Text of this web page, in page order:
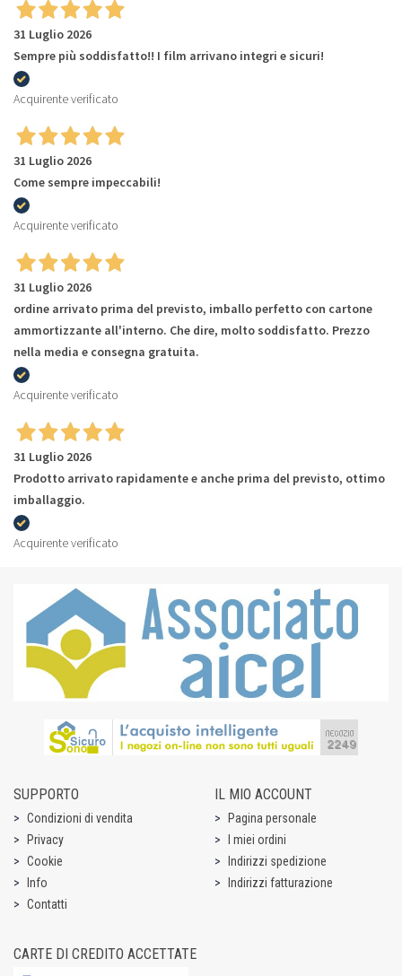
31 Luglio 2026
Sempre più soddisfatto!! I film arrivano integri e sicuri!
Acquirente verificato
31 Luglio 2026
Come sempre impeccabili!
Acquirente verificato
31 Luglio 2026
ordine arrivato prima del previsto, imballo perfetto con cartone
ammortizzante all'interno. Che dire, molto soddisfatto. Prezzo
nella media e consegna gratuita.
Acquirente verificato
31 Luglio 2026
Prodotto arrivato rapidamente e anche prima del previsto, ottimo
imballaggio.
Acquirente verificato
SUPPORTO
Condizioni di vendita
Privacy
Cookie
Info
Contatti
IL MIO ACCOUNT
Pagina personale
I miei ordini
Indirizzi spedizione
Indirizzi fatturazione
CARTE DI CREDITO ACCETTATE